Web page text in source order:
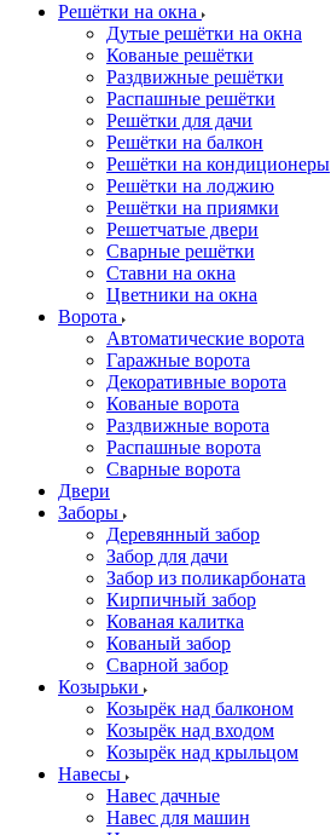
Решётки на окна
Дутые решётки на окна
Кованые решётки
Раздвижные решётки
Распашные решётки
Решётки для дачи
Решётки на балкон
Решётки на кондиционеры
Решётки на лоджию
Решётки на приямки
Решетчатые двери
Сварные решётки
Ставни на окна
Цветники на окна
Ворота
Автоматические ворота
Гаражные ворота
Декоративные ворота
Кованые ворота
Раздвижные ворота
Распашные ворота
Сварные ворота
Двери
Заборы
Деревянный забор
Забор для дачи
Забор из поликарбоната
Кирпичный забор
Кованая калитка
Кованый забор
Сварной забор
Козырьки
Козырёк над балконом
Козырёк над входом
Козырёк над крыльцом
Навесы
Навес дачные
Навес для машин